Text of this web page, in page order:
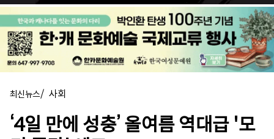
최신뉴스/ 사회
‘4일 만에 성충’ 올여름 역대급 '모